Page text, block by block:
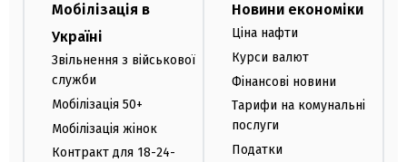
Мобілізація в
Україні
Звільнення з військової
служби
Мобілізація 50+
Мобілізація жінок
Контракт для 18-24-
Новини економіки
Ціна нафти
Курси валют
Фінансові новини
Тарифи на комунальні
послуги
Податки